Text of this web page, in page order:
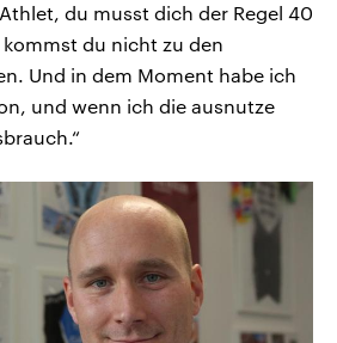
Athlet, du musst dich der Regel 40
du nicht zu den
Und in dem Moment habe ich
und wenn ich die ausnutze